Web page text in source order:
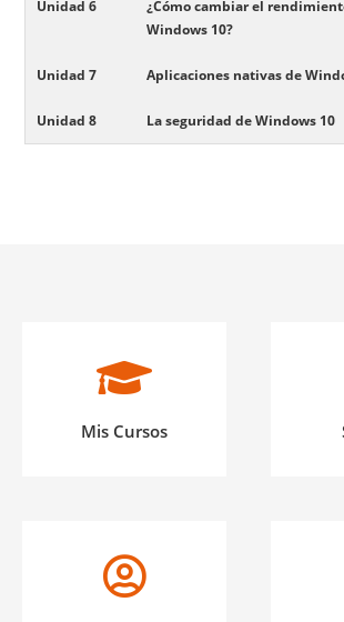
Unidad 6
¿Cómo cambiar el
Windows 10?
Unidad 7 Aplicaciones nativas de
Unidad 8 La seguridad de Windows 10
Mis Cursos